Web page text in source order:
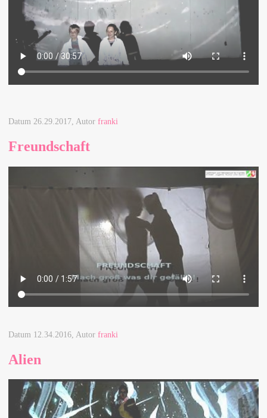
Datum 26.29.2017 , Autor franki
Freundschaft
Datum 12.34.2016 , Autor franki
Alien